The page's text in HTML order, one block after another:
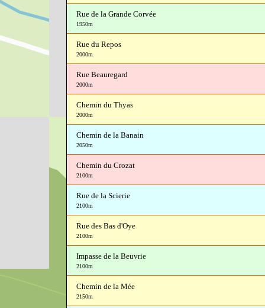
Rue de la Grande Corvée
1950m
Rue du Repos
2000m
Rue Beauregard
2000m
Chemin du Thyas
2000m
Chemin de la Banain
2050m
Chemin du Crozat
2100m
Rue de la Scierie
2100m
Rue des Bas d'Oye
2100m
Impasse de la Beuvrie
2100m
Chemin de la Mée
2150m